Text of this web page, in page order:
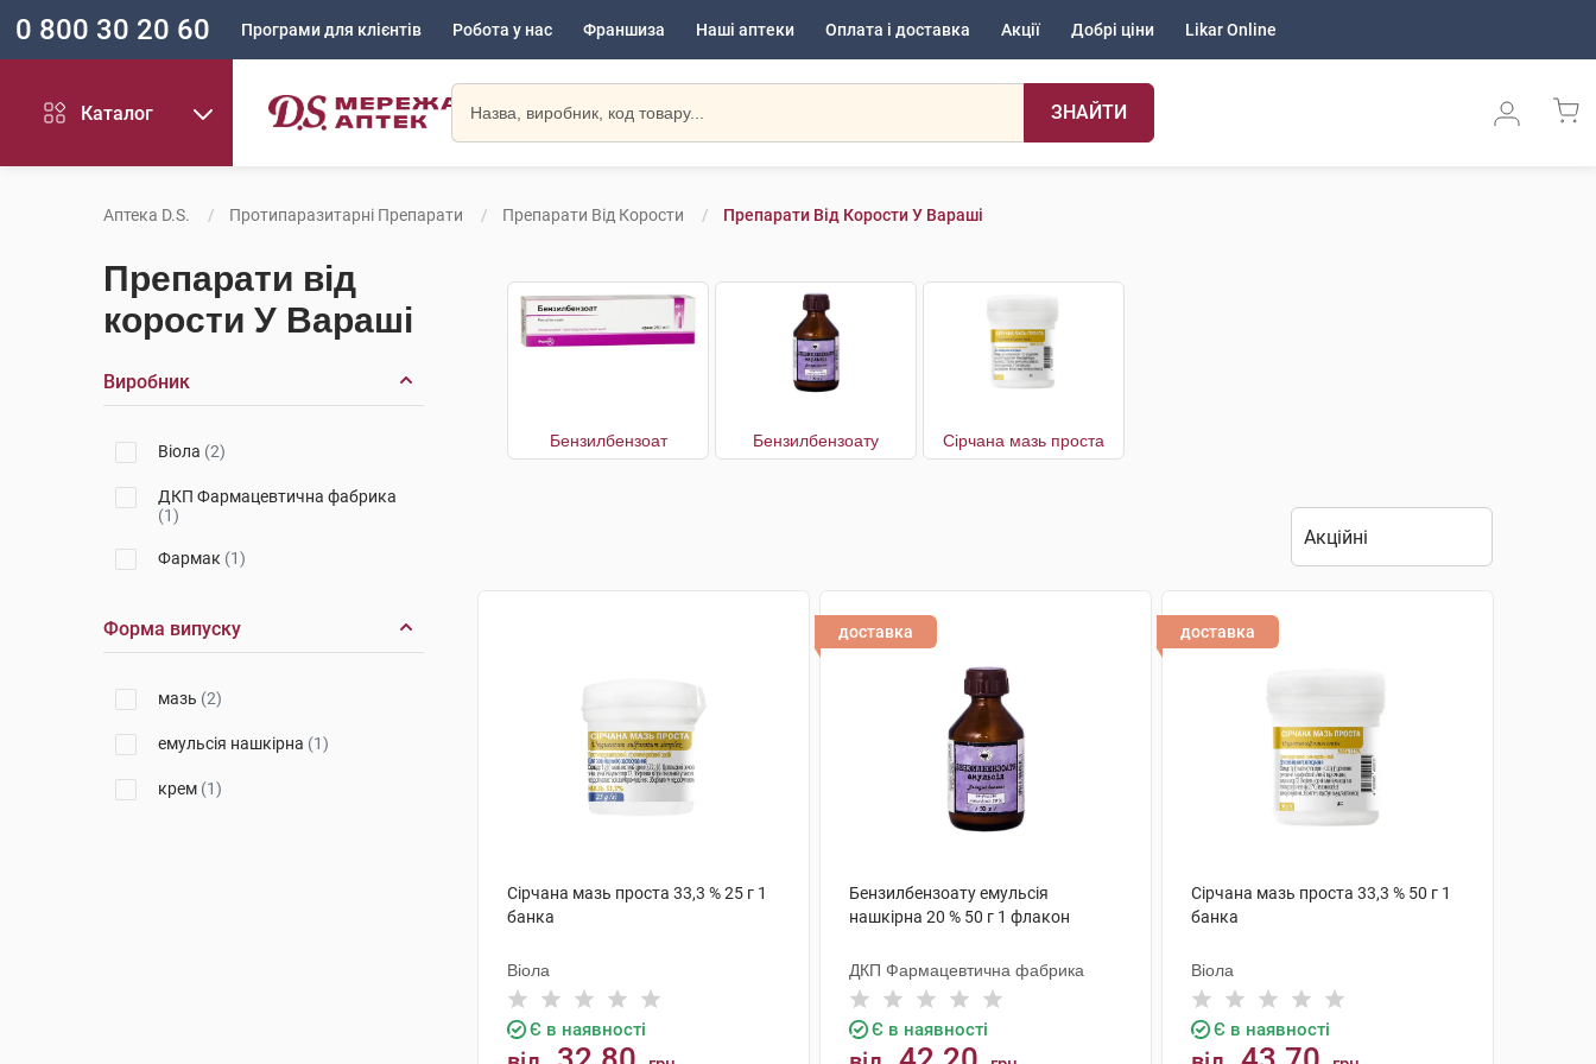
0 800 30 20 60 Програми для клієнтів Робота у нас Франшиза Наші аптеки Оплата і доставка Акції Добрі ціни Likar Online
Каталог ЗНАЙТИ
Аптека D.S. Протипаразитарні Препарати Препарати Від Корости Препарати Від Корости У Вараші
Препарати від
корости У Вараші
Виробник
Віола (2)
ДКП Фармацевтична фабрика
(1)
Фармак (1)
Форма випуску
мазь (2)
емульсія нашкірна (1)
крем (1)
Бензилбензоат Бензилбензоату Сірчана мазь проста
Сірчана мазь проста 33,3 % 25 г 1
банка
Віола
Є в наявності
доставка
Бензилбензоату емульсія
нашкірна 20 % 50 г 1 флакон
ДКП Фармацевтична фабрика
Є в наявності
доставка
Сірчана мазь проста 33,3 % 50 г 1
банка
Віола
Є в наявності